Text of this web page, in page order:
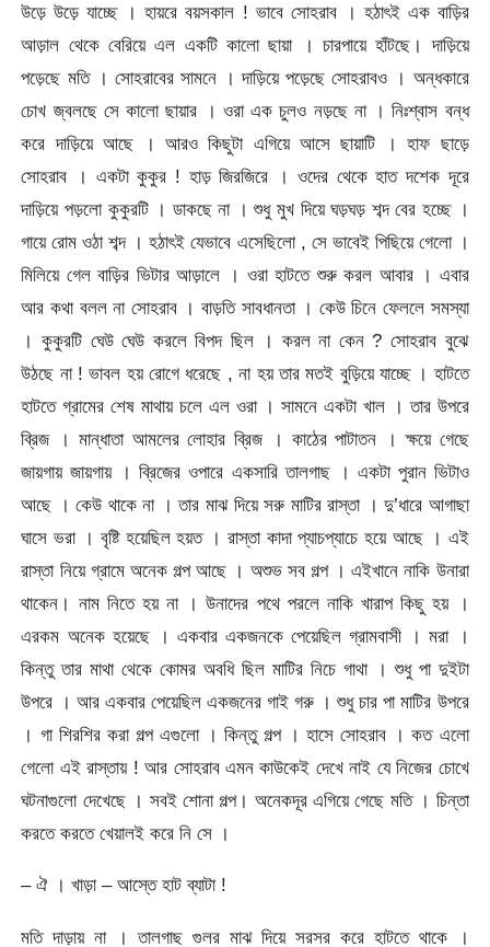
উড়ে উড়ে যাচ্ছে । হায়রে বয়সকাল ! ভাবে সোহরাব । হঠাৎই এক বাড়ির
আড়াল থেকে বেরিয়ে এল একটি কালো ছায়া । চারপায়ে হাঁটছে। দাড়িয়ে
পড়েছে মতি । সোহরাবের সামনে । দাড়িয়ে পড়েছে সোহরাবও । অন্ধকারে
চোখ জ্বলছে সে কালো ছায়ার । ওরা এক চুলও নড়ছে না । নিঃশ্বাস বন্ধ
করে দাড়িয়ে আছে । আরও কিছুটা এগিয়ে আসে ছায়াটি । হাফ ছাড়ে
সোহরাব । একটা কুকুর ! হাড় জিরজিরে । ওদের থেকে হাত দশেক দূরে
দাড়িয়ে পড়লো কুকুরটি । ডাকছে না । শুধু মুখ দিয়ে ঘড়ঘড় শব্দ বের হচ্ছে ।
গায়ে রোম ওঠা শব্দ । হঠাৎই যেভাবে এসেছিলো , সে ভাবেই পিছিয়ে গেলো ।
মিলিয়ে গেল বাড়ির ভিটার আড়ালে । ওরা হাটতে শুরু করল আবার । এবার
আর কথা বলল না সোহরাব । বাড়তি সাবধানতা । কেউ চিনে ফেললে সমস্যা
। কুকুরটি ঘেউ ঘেউ করলে বিপদ ছিল । করল না কেন ? সোহরাব বুঝে
উঠছে না ! ভাবল হয় রোগে ধরেছে , না হয় তার মতই বুড়িয়ে যাচ্ছে । হাটতে
হাটতে গ্রামের শেষ মাথায় চলে এল ওরা । সামনে একটা খাল । তার উপরে
ব্রিজ । মান্ধাতা আমলের লোহার ব্রিজ । কাঠের পাটাতন । ক্ষয়ে গেছে
জায়গায় জায়গায় । ব্রিজের ওপারে একসারি তালগাছ । একটা পুরান ভিটাও
আছে । কেউ থাকে না । তার মাঝ দিয়ে সরু মাটির রাস্তা । দু’ধারে আগাছা
ঘাসে ভরা । বৃষ্টি হয়েছিল হয়ত । রাস্তা কাদা প্যাচপ্যাচে হয়ে আছে । এই
রাস্তা নিয়ে গ্রামে অনেক গল্প আছে । অশুভ সব গল্প । এইখানে নাকি উনারা
থাকেন। নাম নিতে হয় না । উনাদের পথে পরলে নাকি খারাপ কিছু হয় ।
এরকম অনেক হয়েছে । একবার একজনকে পেয়েছিল গ্রামবাসী । মরা ।
কিন্তু তার মাথা থেকে কোমর অবধি ছিল মাটির নিচে গাথা । শুধু পা দুইটা
উপরে । আর একবার পেয়েছিল একজনের গাই গরু । শুধু চার পা মাটির উপরে
। গা শিরশির করা গল্প এগুলো । কিন্তু গল্প । হাসে সোহরাব । কত এলো
গেলো এই রাস্তায় ! আর সোহরাব এমন কাউকেই দেখে নাই যে নিজের চোখে
ঘটনাগুলো দেখেছে । সবই শোনা গল্প। অনেকদূর এগিয়ে গেছে মতি । চিন্তা
করতে করতে খেয়ালই করে নি সে ।
– ঐ । খাড়া – আস্তে হাট ব্যাটা !
মতি দাড়ায় না । তালগাছ গুলর মাঝ দিয়ে সরসর করে হাটতে থাকে ।